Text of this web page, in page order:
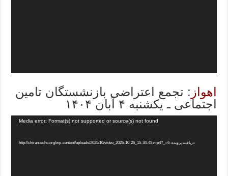
اهواز : تجمع اعتراضی بازنشستگان تامین
اجتماعی ـ یکشنبه ۴ آبان ۱۴۰۴
Media error: Format(s) not supported or source(s) not found
دریافت پرونده: http://chiran-echo.org/wp-content/uploads/2025/10/video_2025-10-26_15-34-45.mp4?_=6